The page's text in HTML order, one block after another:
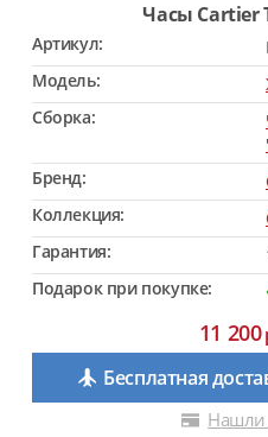
Часы Cartier
Артикул:
Модель:
Сборка:
Бренд:
Коллекция:
Гарантия:
Подарок при покупке:
11 200
Бесплатная
Нашли